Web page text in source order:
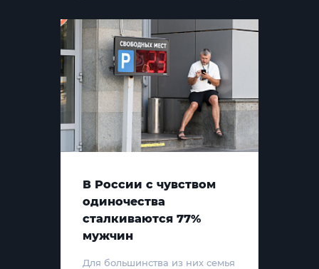
В России с чувством
одиночества
сталкиваются 77%
мужчин
Для большинства из них семья